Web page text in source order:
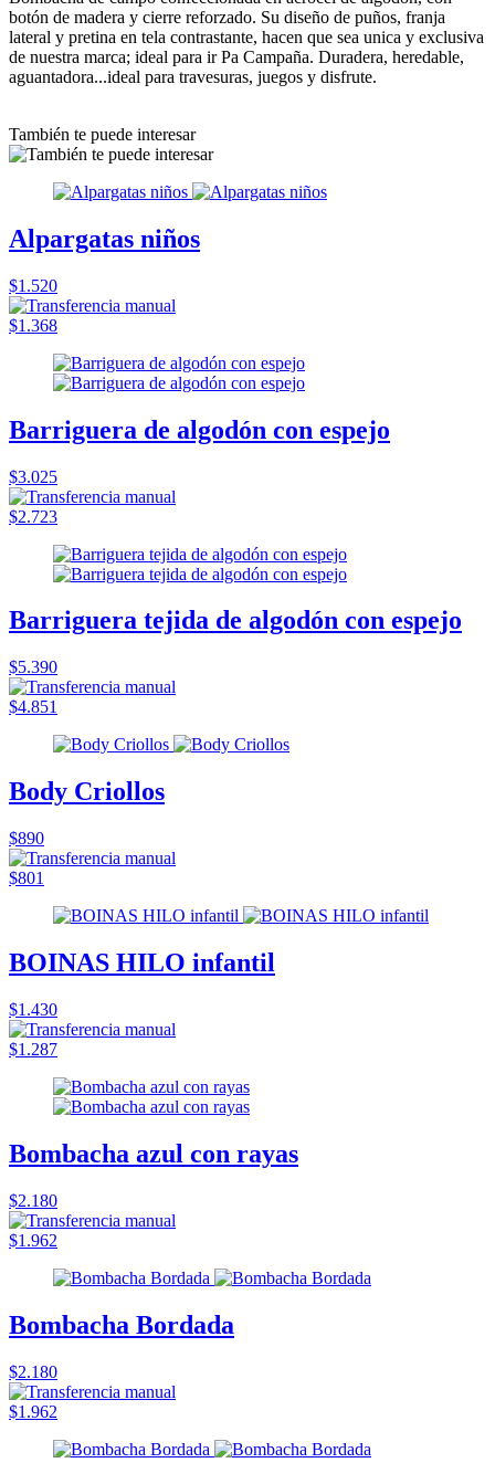
botón de madera y cierre reforzado. Su diseño de puños, franja
lateral y pretina en tela contrastante, hacen que sea unica y exclusiva
de nuestra marca; ideal para ir Pa Campaña. Duradera, heredable,
aguantadora...ideal para travesuras, juegos y disfrute.
También te puede interesar
Alpargatas niños
$1.520
$1.368
Barriguera de algodón con espejo
$3.025
$2.723
Barriguera tejida de algodón con espejo
$5.390
$4.851
Body Criollos
$890
$801
BOINAS HILO infantil
$1.430
$1.287
Bombacha azul con rayas
$2.180
$1.962
Bombacha Bordada
$2.180
$1.962